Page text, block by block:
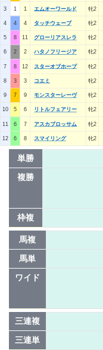
3 1 1 エムオーワールド 牝2
4 4 4 タッチウェーブ 牝2
5 8 11 グローリアスレラ 牝2
6 2 2 ハタノフリージア 牝2
7 8 12 スターオブホープ 牝2
8 3 3 コエミ 牝2
9 7 9 モンスターレーヴ 牝2
10 5 6 リトルフェアリー 牝2
11 6 7 アスカブロッサム 牝2
12 6 8 スマイリング 牝2
単勝
複勝
枠複
馬複
馬単
ワイド
三連複
三連単